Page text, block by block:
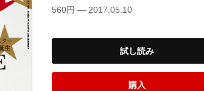
560円 — 2017.05.10
試し読み
購入